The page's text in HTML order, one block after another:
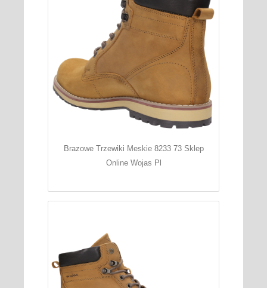
Brazowe Trzewiki Meskie 8233 73 Sklep
Online Wojas Pl